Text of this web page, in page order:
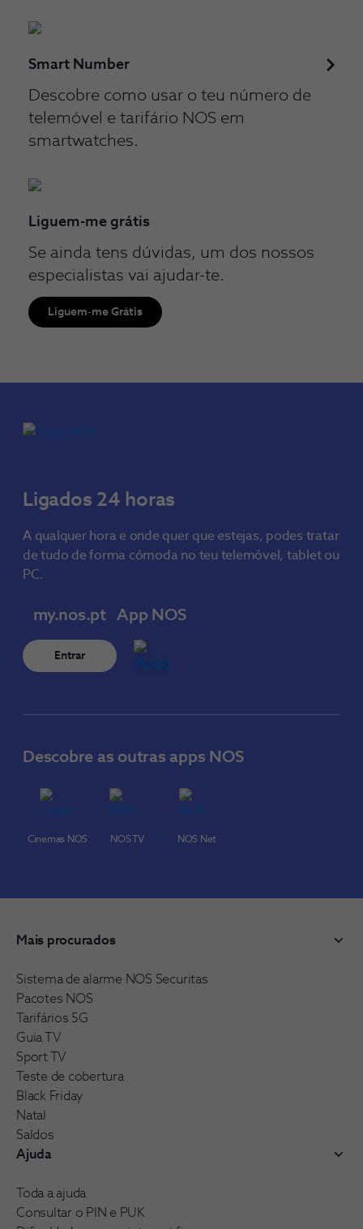
Smart Number
Descobre como usar o teu número de
telemóvel e tarifário NOS em
smartwatches.
Liguem-me grátis
Se ainda tens dúvidas, um dos nossos
especialistas vai ajudar-te.
Liguem-me Grátis
Ligados 24 horas
A qualquer hora e onde quer que estejas, podes tratar
de tudo de forma cómoda no teu telemóvel, tablet ou
PC.
my.nos.pt
Entrar
App NOS
Descobre as outras apps NOS
Cinemas NOS NOS TV NOS Net
Mais procurados
Sistema de alarme NOS Securitas
Pacotes NOS
Tarifários 5G
Guia TV
Sport TV
Teste de cobertura
Black Friday
Natal
Saldos
Ajuda
Toda a ajuda
Consultar o PIN e PUK